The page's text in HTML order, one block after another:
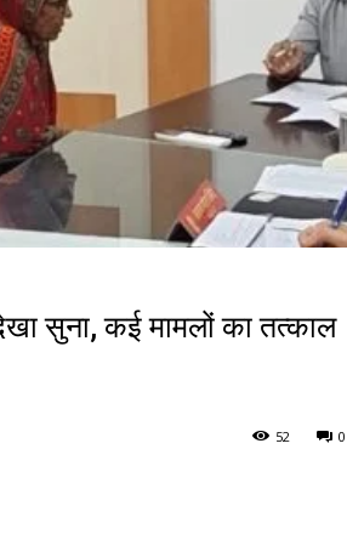
सुना, कई मामलों का तत्काल
0
52